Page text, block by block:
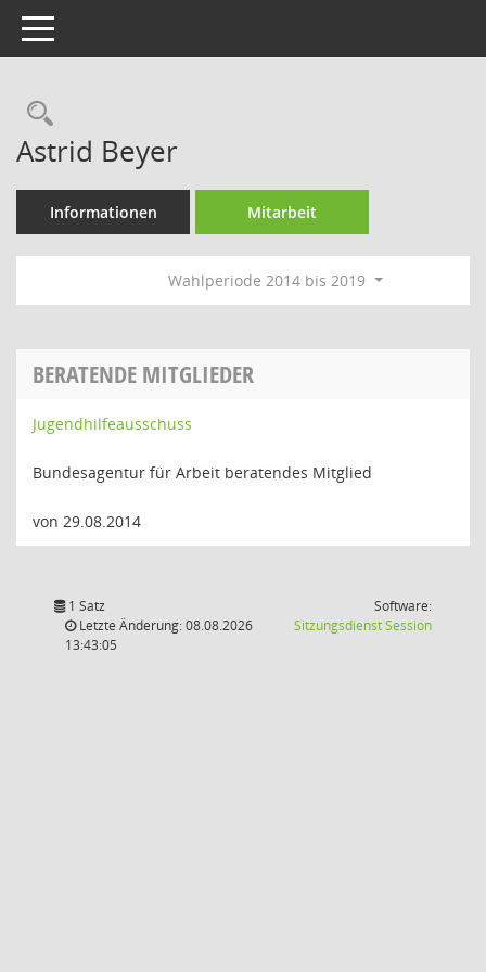
Toggle navigation
Rechercheauswahl
Astrid Beyer
Informationen Mitarbeit
Wahlperiode 2014 bis 2019
BERATENDE MITGLIEDER
Jugendhilfeausschuss
Bundesagentur für Arbeit beratendes Mitglied
von 29.08.2014
1 Satz
Letzte Änderung: 08.08.2026
13:43:05
Software:
SitzungsdienstSession(Wird in